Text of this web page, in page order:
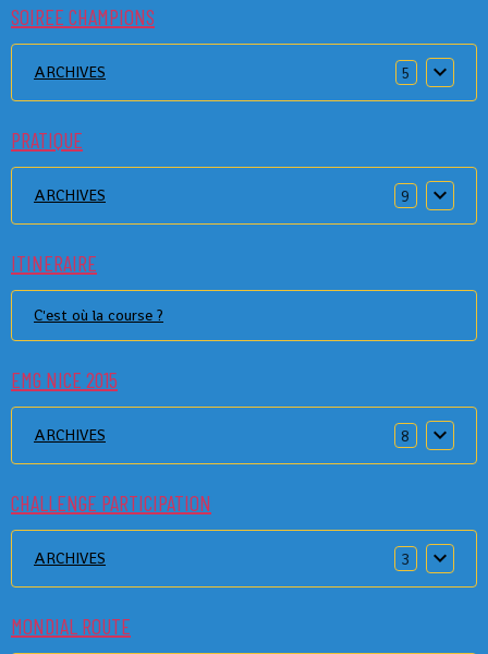
SOIREE CHAMPIONS
ARCHIVES 5
PRATIQUE
ARCHIVES 9
ITINERAIRE
C'est où la course ?
EMG NICE 2015
ARCHIVES 8
CHALLENGE PARTICIPATION
ARCHIVES 3
MONDIAL ROUTE